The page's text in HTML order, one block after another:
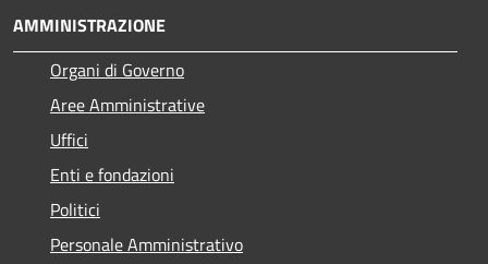
AMMINISTRAZIONE
Organi di Governo
Aree Amministrative
Uffici
Enti e fondazioni
Politici
Personale Amministrativo